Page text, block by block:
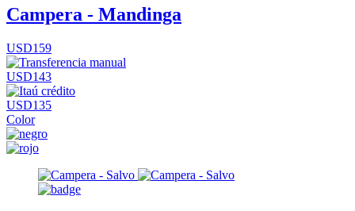
Campera - Mandinga
USD159
USD143
USD135
Color